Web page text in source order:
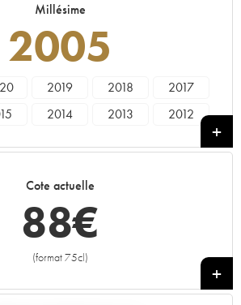
Millésime
2005
2019 2018
2017
2014 2013
2012
1998
1986
Cote actuelle
88€
(format 75cl)
+